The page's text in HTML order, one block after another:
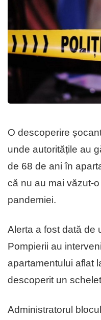
O descoperire
unde autoritățile au
de 68 de ani în
că nu au mai văzut-
pandemiei.
Alerta a fost dată de
Pompierii au
apartamentului aflat
descoperit un
Administratorul